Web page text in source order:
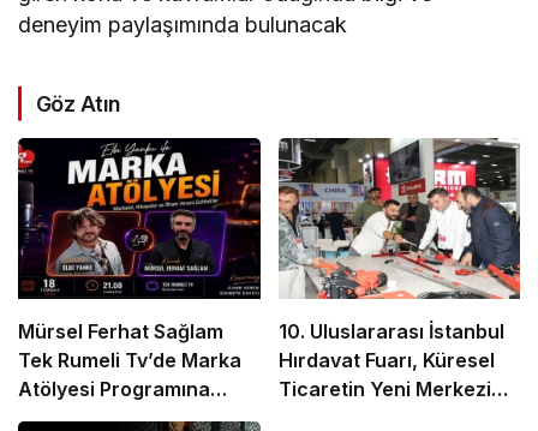
deneyim paylaşımında bulunacak
Göz Atın
Mürsel Ferhat Sağlam
Tek Rumeli Tv’de Marka
Atölyesi Programına
Konuk Oldu
10. Uluslararası İstanbul
Hırdavat Fuarı, Küresel
Ticaretin Yeni Merkezi